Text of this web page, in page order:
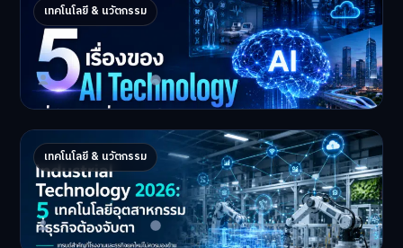
เทคโนโลยี & นวัตกรรม
5 เรื่องของ AI Technology ที่กำลังเปลี่ยนโลก
ในปี 2026
5 AI Technology ที่กำล…
Master Bussiness 2 กรกฎาคม 2026
เทคโนโลยี & นวัตกรรม
Industrial 2026 : 5 เทคโนโลยีอุตสาหกรรมที่
ธุรกิจต้องจับตา
Industrial Technology …
Master Bussiness 1 กรกฎาคม 2026